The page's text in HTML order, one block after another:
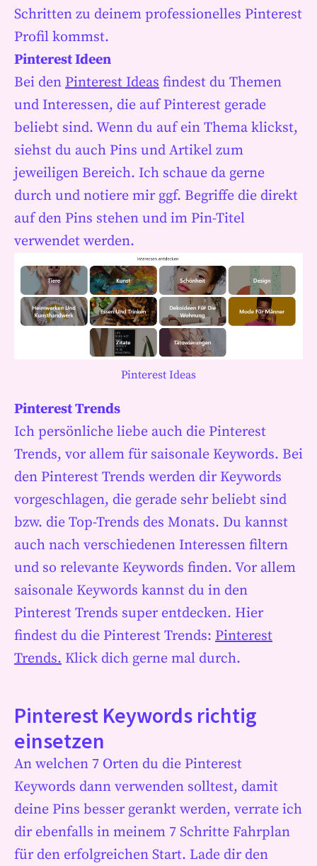
Schritten zu deinem professionelles Pinterest
Profil kommst.
Pinterest Ideen
Bei den Pinterest Ideas findest du Themen
und Interessen, die auf Pinterest gerade
beliebt sind. Wenn du auf ein Thema klickst,
siehst du auch Pins und Artikel zum
jeweiligen Bereich. Ich schaue da gerne
durch und notiere mir ggf. Begriffe die direkt
auf den Pins stehen und im Pin-Titel
verwendet werden.
Pinterest Ideas
Pinterest Trends
Ich persönliche liebe auch die Pinterest
Trends, vor allem für saisonale Keywords. Bei
den Pinterest Trends werden dir Keywords
vorgeschlagen, die gerade sehr beliebt sind
bzw. die Top-Trends des Monats. Du kannst
auch nach verschiedenen Interessen filtern
und so relevante Keywords finden. Vor allem
saisonale Keywords kannst du in den
Pinterest Trends super entdecken. Hier
findest du die Pinterest Trends: Pinterest
Trends. Klick dich gerne mal durch.
Pinterest Keywords richtig
einsetzen
An welchen 7 Orten du die Pinterest
Keywords dann verwenden solltest, damit
deine Pins besser gerankt werden, verrate ich
dir ebenfalls in meinem 7 Schritte Fahrplan
für den erfolgreichen Start. Lade dir den